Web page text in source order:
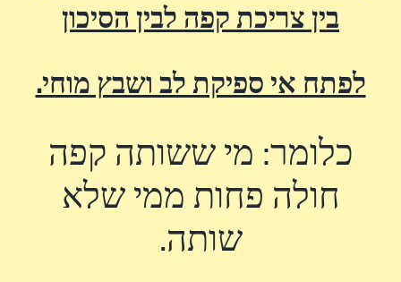
בין צריכת קפה לבין הסיכון
לפתח אי ספיקת לב ושבץ מוחי.
כלומר: מי ששותה קפה
חולה פחות ממי שלא
שותה.